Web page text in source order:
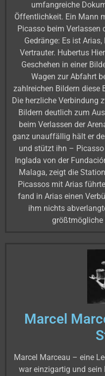
umfangreiche
Öffentlichkeit. Ein Mann
Picasso beim Verlassen
Gedränge: Es ist
Vertrauter. Hubertus
Geschehen in einer
Wagen zur Abfahrt
zahlreichen Bildern diese
Die herzliche Verbindung
Bildern deutlich zum
beim Verlassen der
ganz unauffällig hält er
und stützt ihn – Picasso
Inglada von der
Malaga, zeigt die
Picassos mit Arias
fand in Arias einen
ihm nichts
größtmögliche
Marcel
Marcel Marceau – eine
war einzigartig und sein